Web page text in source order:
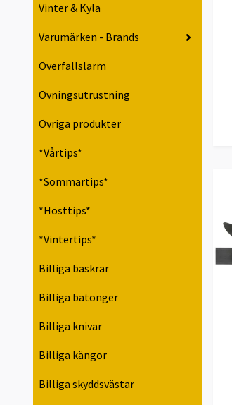
Vinter & Kyla
Varumärken - Brands
Överfallslarm
Övningsutrustning
Övriga produkter
*Vårtips*
*Sommartips*
*Hösttips*
*Vintertips*
Billiga baskrar
Billiga batonger
Billiga knivar
Billiga kängor
Billiga skyddsvästar